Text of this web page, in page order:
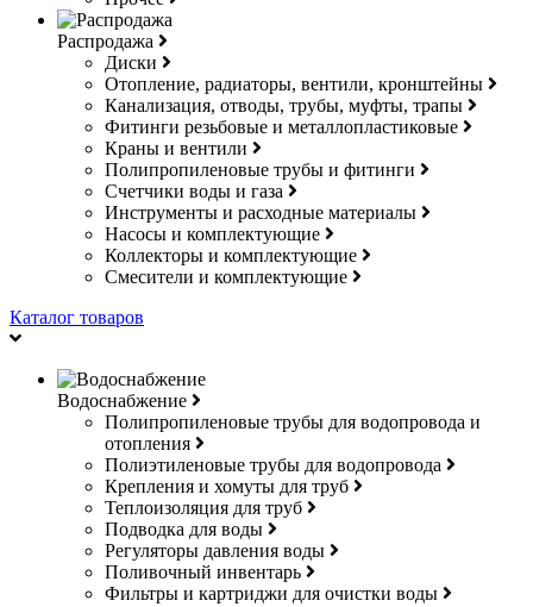
Распродажа
Диски
Отопление, радиаторы, вентили, кронштейны
Канализация, отводы, трубы, муфты, трапы
Фитинги резьбовые и металлопластиковые
Краны и вентили
Полипропиленовые трубы и фитинги
Счетчики воды и газа
Инструменты и расходные материалы
Насосы и комплектующие
Коллекторы и комплектующие
Смесители и комплектующие
Каталог товаров
Водоснабжение
Полипропиленовые трубы для водопровода и
отопления
Полиэтиленовые трубы для водопровода
Крепления и хомуты для труб
Теплоизоляция для труб
Подводка для воды
Регуляторы давления воды
Поливочный инвентарь
Фильтры и картриджи для очистки воды